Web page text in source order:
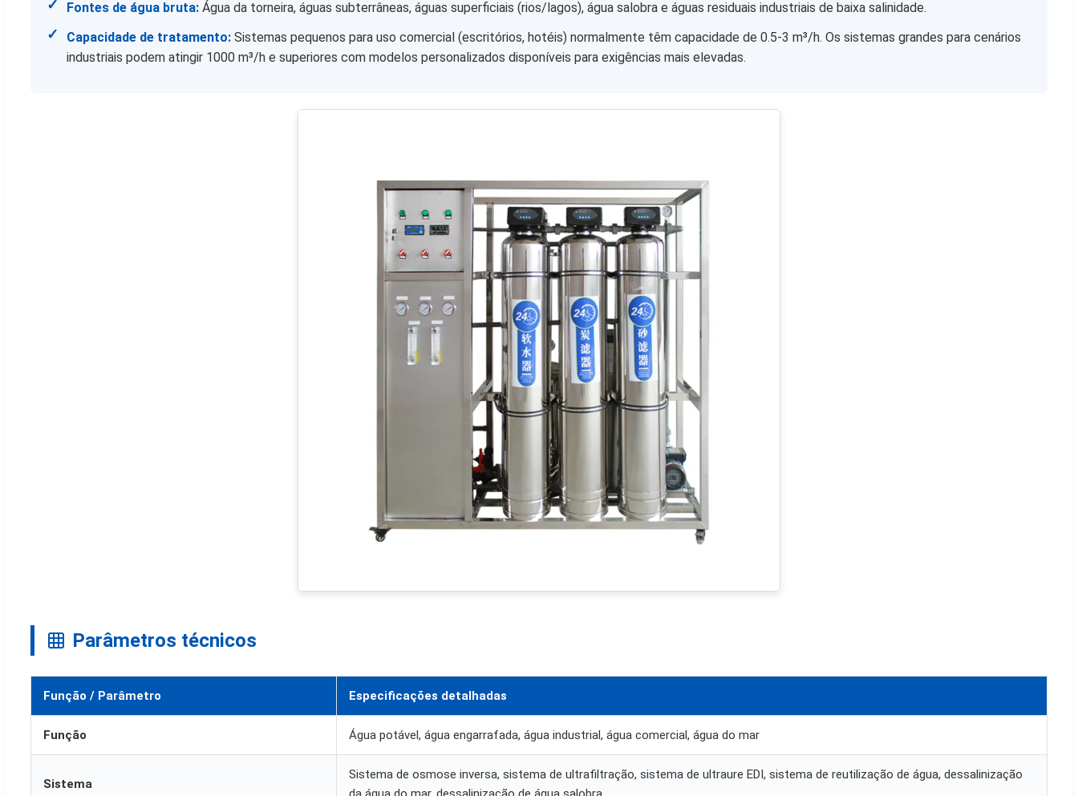
✓ Fontes de água bruta: Água da torneira, águas subterrâneas, águas superficiais (rios/lagos), água salobra e águas residuais industriais de baixa salinidade.
✓ Capacidade de tratamento: Sistemas pequenos para uso comercial (escritórios, hotéis) normalmente têm capacidade de 0.5-3 m³/h. Os sistemas grandes para cenários
industriais podem atingir 1000 m³/h e superiores com modelos personalizados disponíveis para exigências mais elevadas.
Parâmetros técnicos
Função / Parâmetro Especificações detalhadas
Função Água potável, água engarrafada, água industrial, água comercial, água do mar
Sistema
Sistema de osmose inversa, sistema de ultrafiltração, sistema de ultraure EDI, sistema de reutilização de água, dessalinização